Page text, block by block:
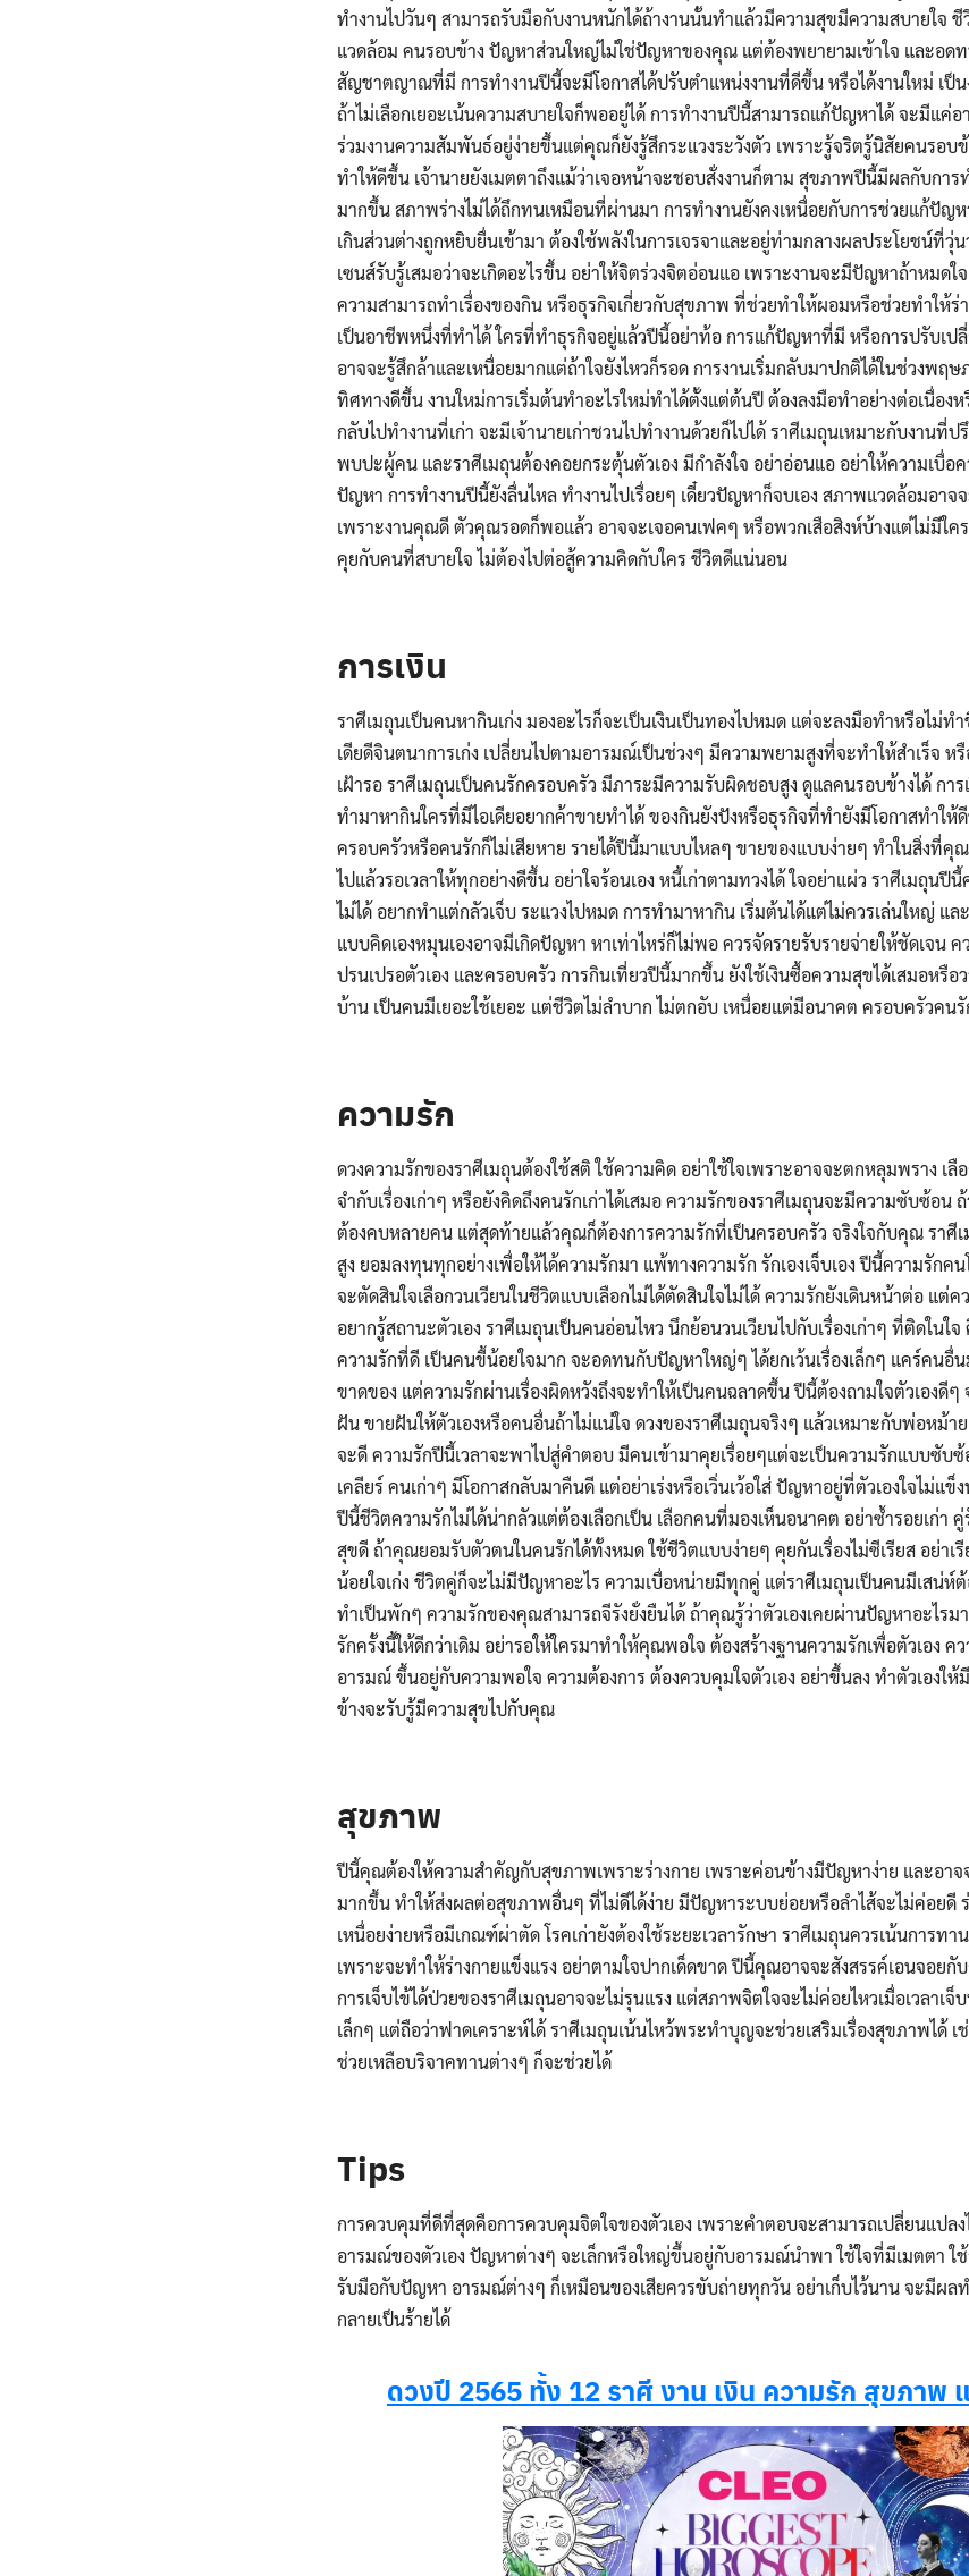
ทำงานไปวันๆ สามารถรับมือกับงานหนักได้ถ้างานนั้นทำแล้วมีความสุขมีความสบายใจ
แวดล้อม คนรอบข้าง ปัญหาส่วนใหญ่ไม่ใช่ปัญหาของคุณ แต่ต้องพยายามเข้าใจ และอดท
สัญชาตญาณที่มี การทำงานปีนี้จะมีโอกาสได้ปรับตำแหน่งงานที่ดีขึ้น หรือได้งานใหม่ เป็
ถ้าไม่เลือกเยอะเน้นความสบายใจก็พออยู่ได้ การทำงานปีนี้สามารถแก้ปัญหาได้ จะมีแค่
ร่วมงานความสัมพันธ์อยู่ง่ายขึ้นแต่คุณก็ยังรู้สึกระแวงระวังตัว เพราะรู้จริตรู้นิสัยคนรอบ
ทำให้ดีขึ้น เจ้านายยังเมตตาถึงแม้ว่าเจอหน้าจะชอบสั่งงานก็ตาม สุขภาพปีนี้มีผลกับการท
มากขึ้น สภาพร่างไม่ได้ถึกทนเหมือนที่ผ่านมา การทำงานยังคงเหนื่อยกับการช่วยแก้ปัญ
เกินส่วนต่างถูกหยิบยื่นเข้ามา ต้องใช้พลังในการเจรจาและอยู่ท่ามกลางผลประโยชน์ที่วุ่
เซนส์รับรู้เสมอว่าจะเกิดอะไรขึ้น อย่าให้จิตร่วงจิตอ่อนแอ เพราะงานจะมีปัญหาถ้าหมดใ
ความสามารถทำเรื่องของกิน หรือธุรกิจเกี่ยวกับสุขภาพ ที่ช่วยทำให้ผอมหรือช่วยทำให้ร่
เป็นอาชีพหนึ่งที่ทำได้ ใครที่ทำธุรกิจอยู่แล้วปีนี้อย่าท้อ การแก้ปัญหาที่มี หรือการปรับเป
อาจจะรู้สึกล้าและเหนื่อยมากแต่ถ้าใจยังไหวก็รอด การงานเริ่มกลับมาปกติได้ในช่วงพฤ
ทิศทางดีขึ้น งานใหม่การเริ่มต้นทำอะไรใหม่ทำได้ตั้งแต่ต้นปี ต้องลงมือทำอย่างต่อเนื่อง
กลับไปทำงานที่เก่า จะมีเจ้านายเก่าชวนไปทำงานด้วยก็ไปได้ ราศีเมถุนเหมาะกับงานที่
พบปะผู้คน และราศีเมถุนต้องคอยกระตุ้นตัวเอง มีกำลังใจ อย่าอ่อนแอ อย่าให้ความเบื่อ
ปัญหา การทำงานปีนี้ยังลื่นไหล ทำงานไปเรื่อยๆ เดี๋ยวปัญหาก็จบเอง สภาพแวดล้อมอาจ
เพราะงานคุณดี ตัวคุณรอดก็พอแล้ว อาจจะเจอคนเฟคๆ หรือพวกเสือสิงห์บ้างแต่ไม่มีใค
คุยกับคนที่สบายใจ ไม่ต้องไปต่อสู้ความคิดกับใคร ชีวิตดีแน่นอน
การเงิน
ราศีเมถุนเป็นคนหากินเก่ง มองอะไรก็จะเป็นเงินเป็นทองไปหมด แต่จะลงมือทำหรือไม่
เดียดีจินตนาการเก่ง เปลี่ยนไปตามอารมณ์เป็นช่วงๆ มีความพยามสูงที่จะทำให้สำเร็จ ห
เฝ้ารอ ราศีเมถุนเป็นคนรักครอบครัว มีภาระมีความรับผิดชอบสูง ดูแลคนรอบข้างได้ กา
ทำมาหากินใครที่มีไอเดียอยากค้าขายทำได้ ของกินยังปังหรือธุรกิจที่ทำยังมีโอกาสทำใ
ครอบครัวหรือคนรักก็ไม่เสียหาย รายได้ปีนี้มาแบบไหลๆ ขายของแบบง่ายๆ ทำในสิ่งที่คุ
ไปแล้วรอเวลาให้ทุกอย่างดีขึ้น อย่าใจร้อนเอง หนี้เก่าตามทวงได้ ใจอย่าแผ่ว ราศีเมถุนปี
ไม่ได้ อยากทำแต่กลัวเจ็บ ระแวงไปหมด การทำมาหากิน เริ่มต้นได้แต่ไม่ควรเล่นใหญ่ แล
แบบคิดเองหมุนเองอาจมีเกิดปัญหา หาเท่าไหร่ก็ไม่พอ ควรจัดรายรับรายจ่ายให้ชัดเจน
ปรนเปรอตัวเอง และครอบครัว การกินเที่ยวปีนี้มากขึ้น ยังใช้เงินซื้อความสุขได้เสมอหรือ
บ้าน เป็นคนมีเยอะใช้เยอะ แต่ชีวิตไม่ลำบาก ไม่ตกอับ เหนื่อยแต่มีอนาคต ครอบครัวคน
ความรัก
ดวงความรักของราศีเมถุนต้องใช้สติ ใช้ความคิด อย่าใช้ใจเพราะอาจจะตกหลุมพราง เ
จำกับเรื่องเก่าๆ หรือยังคิดถึงคนรักเก่าได้เสมอ ความรักของราศีเมถุนจะมีความซับซ้อน
ต้องคบหลายคน แต่สุดท้ายแล้วคุณก็ต้องการความรักที่เป็นครอบครัว จริงใจกับคุณ ราศี
สูง ยอมลงทุนทุกอย่างเพื่อให้ได้ความรักมา แพ้ทางความรัก รักเองเจ็บเอง ปีนี้ความรักค
จะตัดสินใจเลือกวนเวียนในชีวิตแบบเลือกไม่ได้ตัดสินใจไม่ได้ ความรักยังเดินหน้าต่อ แต่ค
อยากรู้สถานะตัวเอง ราศีเมถุนเป็นคนอ่อนไหว นึกย้อนวนเวียนไปกับเรื่องเก่าๆ ที่ติดใน
ความรักที่ดี เป็นคนขี้น้อยใจมาก จะอดทนกับปัญหาใหญ่ๆ ได้ยกเว้นเรื่องเล็กๆ แคร์คนอื่
ขาดของ แต่ความรักผ่านเรื่องผิดหวังถึงจะทำให้เป็นคนฉลาดขึ้น ปีนี้ต้องถามใจตัวเองดี
ฝัน ขายฝันให้ตัวเองหรือคนอื่นถ้าไม่แน่ใจ ดวงของราศีเมถุนจริงๆ แล้วเหมาะกับพ่อหม้
จะดี ความรักปีนี้เวลาจะพาไปสู่คำตอบ มีคนเข้ามาคุยเรื่อยๆแต่จะเป็นความรักแบบซับ
เคลียร์ คนเก่าๆ มีโอกาสกลับมาคืนดี แต่อย่าเร่งหรือเวิ่นเว้อใส่ ปัญหาอยู่ที่ตัวเองใจไม่แข็
ปีนี้ชีวิตความรักไม่ได้น่ากลัวแต่ต้องเลือกเป็น เลือกคนที่มองเห็นอนาคต อย่าซ้ำรอยเก่า
สุขดี ถ้าคุณยอมรับตัวตนในคนรักได้ทั้งหมด ใช้ชีวิตแบบง่ายๆ คุยกันเรื่องไม่ซีเรียส อย่าเรี
น้อยใจเก่ง ชีวิตคู่ก็จะไม่มีปัญหาอะไร ความเบื่อหน่ายมีทุกคู่ แต่ราศีเมถุนเป็นคนมีเสน่ห์
ทำเป็นพักๆ ความรักของคุณสามารถจีรังยั่งยืนได้ ถ้าคุณรู้ว่าตัวเองเคยผ่านปัญหาอะไรม
รักครั้งนี้ให้ดีกว่าเดิม อย่ารอให้ใครมาทำให้คุณพอใจ ต้องสร้างฐานความรักเพื่อตัวเอง ค
อารมณ์ ขึ้นอยู่กับความพอใจ ความต้องการ ต้องควบคุมใจตัวเอง อย่าขึ้นลง ทำตัวเองใ
ข้างจะรับรู้มีความสุขไปกับคุณ
สุขภาพ
ปีนี้คุณต้องให้ความสำคัญกับสุขภาพเพราะร่างกาย เพราะค่อนข้างมีปัญหาง่าย และอา
มากขึ้น ทำให้ส่งผลต่อสุขภาพอื่นๆ ที่ไม่ดีได้ง่าย มีปัญหาระบบย่อยหรือลำไส้จะไม่ค่อยดี ร่
เหนื่อยง่ายหรือมีเกณฑ์ผ่าตัด โรคเก่ายังต้องใช้ระยะเวลารักษา ราศีเมถุนควรเน้นการ
เพราะจะทำให้ร่างกายแข็งแรง อย่าตามใจปากเด็ดขาด ปีนี้คุณอาจจะสังสรรค์เอนจอย
การเจ็บไข้ได้ป่วยของราศีเมถุนอาจจะไม่รุนแรง แต่สภาพจิตใจจะไม่ค่อยไหวเมื่อเวลาเจ็
เล็กๆ แต่ถือว่าฟาดเคราะห์ได้ ราศีเมถุนเน้นไหว้พระทำบุญจะช่วยเสริมเรื่องสุขภาพได้
ช่วยเหลือบริจาคทานต่างๆ ก็จะช่วยได้
Tips
การควบคุมที่ดีที่สุดคือการควบคุมจิตใจของตัวเอง เพราะคำตอบจะสามารถเปลี่ยนแปล
อารมณ์ของตัวเอง ปัญหาต่างๆ จะเล็กหรือใหญ่ขึ้นอยู่กับอารมณ์นำพา ใช้ใจที่มีเมตตา
รับมือกับปัญหา อารมณ์ต่างๆ ก็เหมือนของเสียควรขับถ่ายทุกวัน อย่าเก็บไว้นาน จะมีผล
กลายเป็นร้ายได้
ดวงปี 2565 ทั้ง 12 ราศี งาน เงิน ความรัก สุขภาพ